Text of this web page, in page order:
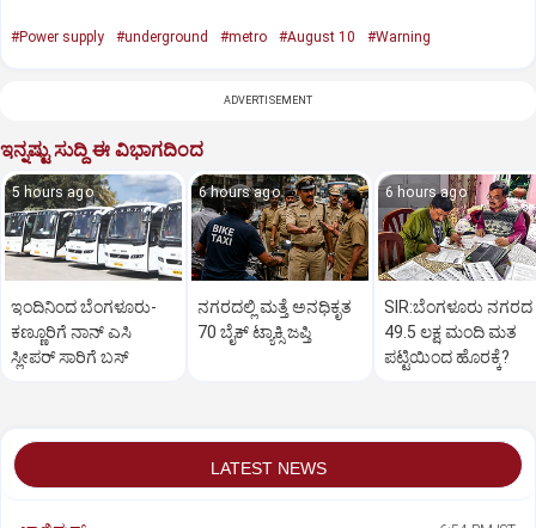
#Power supply #underground #metro #August 10 #Warning
ADVERTISEMENT
ಇನ್ನಷ್ಟು ಸುದ್ದಿ ಈ ವಿಭಾಗದಿಂದ
5 hours ago
ಇಂದಿನಿಂದ ಬೆಂಗಳೂರು-
ಕಣ್ಣೂರಿಗೆ ನಾನ್‌ ಎಸಿ
ಸ್ಲೀಪರ್‌ ಸಾರಿಗೆ ಬಸ್‌
6 hours ago
ನಗರದಲ್ಲಿ ಮತ್ತೆ ಅನಧಿಕೃತ
70 ಬೈಕ್‌ ಟ್ಯಾಕ್ಸಿ ಜಪ್ತಿ
6 hours ago
SIR:ಬೆಂಗಳೂರು ನಗರದ
49.5 ಲಕ್ಷ ಮಂದಿ ಮತ
ಪಟ್ಟಿಯಿಂದ ಹೊರಕ್ಕೆ?
LATEST NEWS